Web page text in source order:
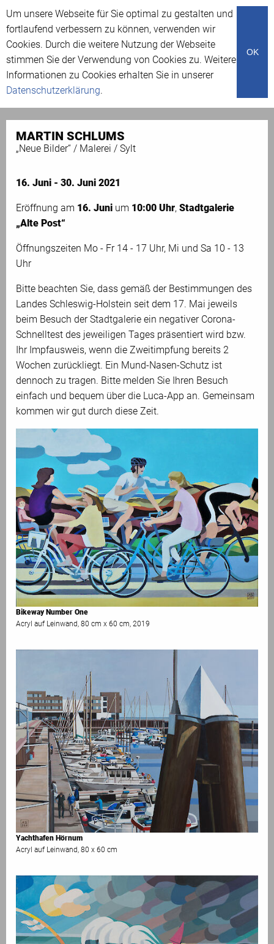
Ausstellungen
MARTIN SCHLUMS
„Neue Bilder“ / Malerei / Sylt
16. Juni - 30. Juni 2021
Eröffnung am 16. Juni um 10:00 Uhr, Stadtgalerie
„Alte Post“
Öffnungszeiten Mo - Fr 14 - 17 Uhr, Mi und Sa 10 - 13
Uhr
Bitte beachten Sie, dass gemäß der Bestimmungen des
Landes Schleswig-Holstein seit dem 17. Mai jeweils
beim Besuch der Stadtgalerie ein negativer Corona-
Schnelltest des jeweiligen Tages präsentiert wird bzw.
Ihr Impfausweis, wenn die Zweitimpfung bereits 2
Wochen zurückliegt. Ein Mund-Nasen-Schutz ist
dennoch zu tragen. Bitte melden Sie Ihren Besuch
einfach und bequem über die Luca-App an. Gemeinsam
kommen wir gut durch diese Zeit.
Bikeway Number One
Acryl auf Leinwand, 80 cm x 60 cm, 2019
Yachthafen Hörnum
Acryl auf Leinwand, 80 x 60 cm
Um unsere Webseite für Sie optimal zu gestalten und
fortlaufend verbessern zu können, verwenden wir
Cookies. Durch die weitere Nutzung der Webseite
stimmen Sie der Verwendung von Cookies zu. Weitere
Informationen zu Cookies erhalten Sie in unserer
Datenschutzerklärung.
OK